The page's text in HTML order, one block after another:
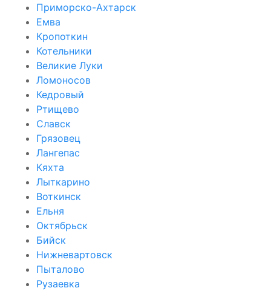
Приморско-Ахтарск
Емва
Кропоткин
Котельники
Великие Луки
Ломоносов
Кедровый
Ртищево
Славск
Грязовец
Лангепас
Кяхта
Лыткарино
Воткинск
Ельня
Октябрьск
Бийск
Нижневартовск
Пыталово
Рузаевка